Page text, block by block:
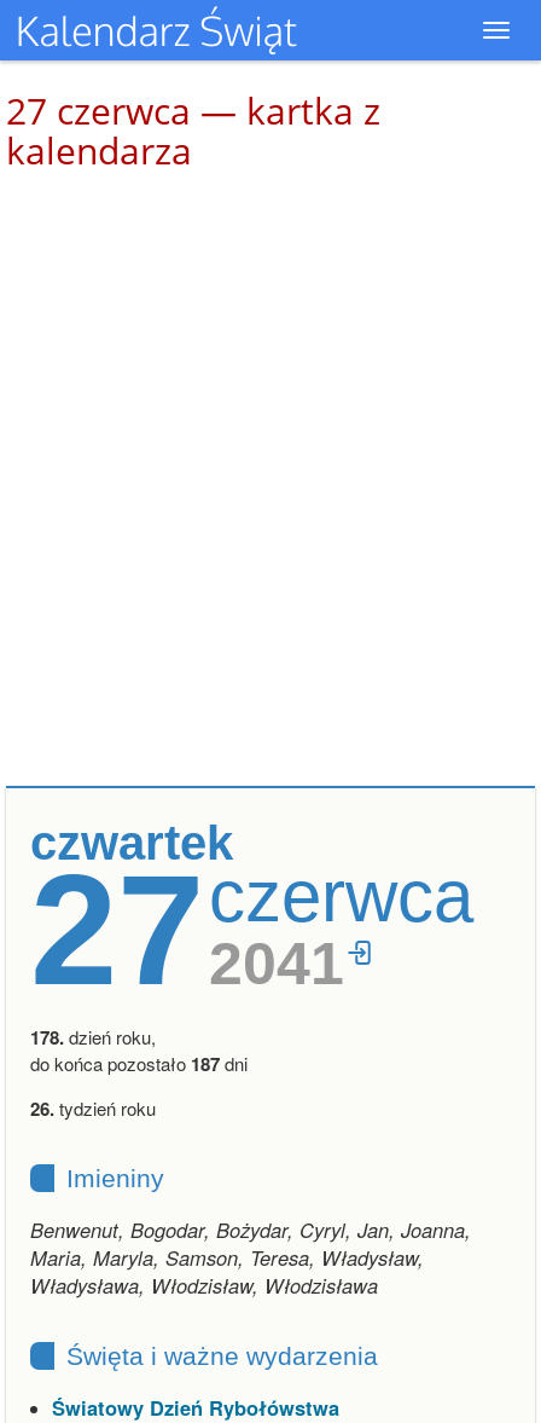
27 czerwca — kartka z
kalendarza
czwartek
27czerwca
2041
178.dzień roku,
do końca pozostało 187dni
26.tydzień roku
Imieniny
Benwenut, Bogodar, Bożydar, Cyryl, Jan, Joanna,
Maria, Maryla, Samson, Teresa, Władysław,
Władysława, Włodzisław, Włodzisława
Święta i ważne wydarzenia
Światowy Dzień Rybołówstwa